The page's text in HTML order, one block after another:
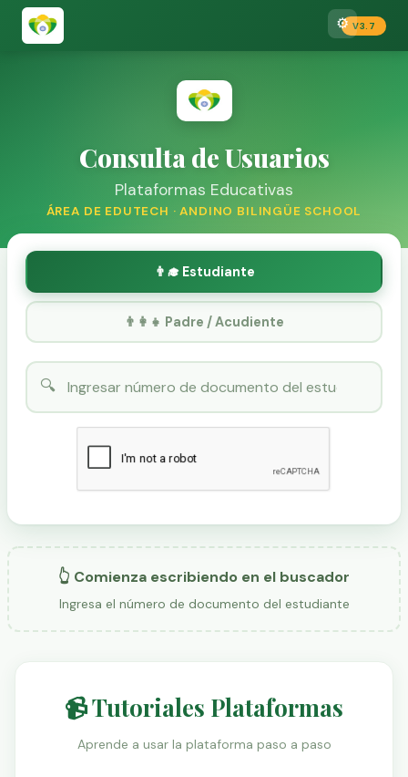
V3.7
⚙️
Consulta de Usuarios
Plataformas Educativas
ÁREA DE EDUTECH · ANDINO BILINGÜE SCHOOL
👨‍🎓 Estudiante
👨‍👩‍👧 Padre / Acudiente
🔍
👆 Comienza escribiendo en el buscador
Ingresa el número de documento del estudiante
📹 Tutoriales Plataformas
Aprende a usar la plataforma paso a paso